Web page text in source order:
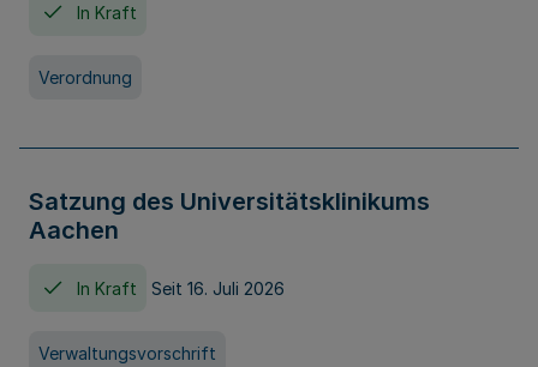
In Kraft
Verordnung
Satzung des Universitätsklinikums
Aachen
In Kraft Seit 16. Juli 2026
Verwaltungsvorschrift